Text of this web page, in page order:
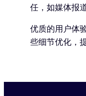
任，如媒体报
优质的用户体
些细节优化，